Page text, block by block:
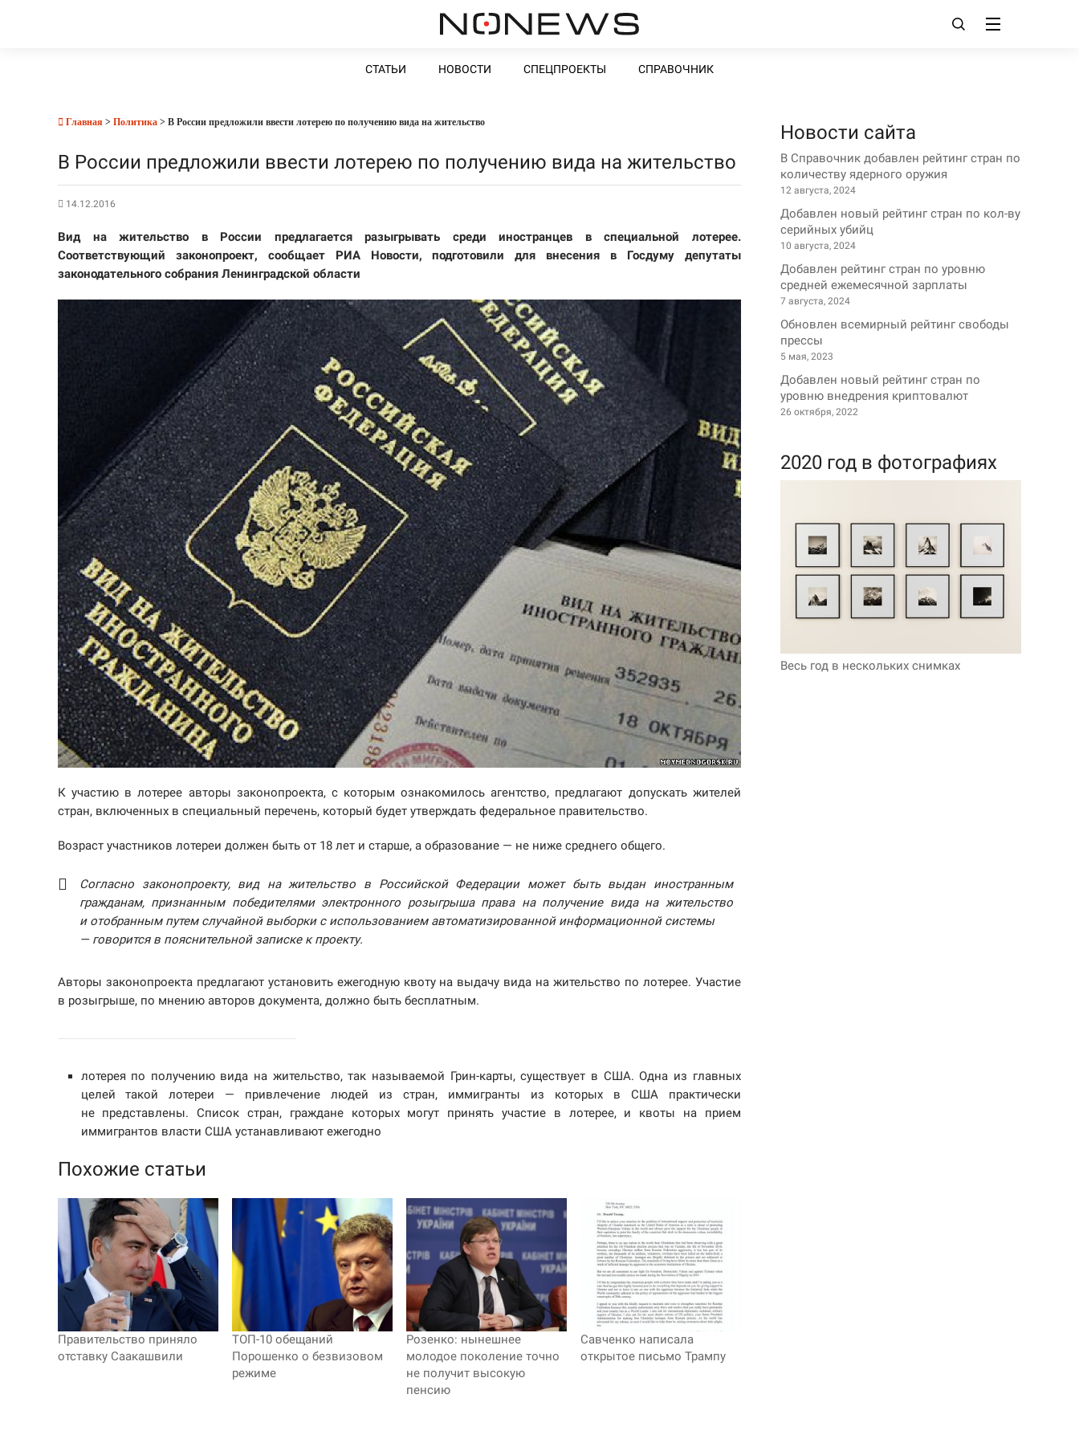
СТАТЬИ НОВОСТИ СПЕЦПРОЕКТЫ СПРАВОЧНИК
Главная > Политика > В России предложили ввести лотерею по получению вида на жительство
В России предложили ввести лотерею по получению вида на жительство
14.12.2016
Вид на жительство в России предлагается разыгрывать среди иностранцев в специальной лотерее.
Соответствующий законопроект, сообщает РИА Новости, подготовили для внесения в Госдуму депутаты
законодательного собрания Ленинградской области
К участию в лотерее авторы законопроекта, с которым ознакомилось агентство, предлагают допускать жителей
стран, включенных в специальный перечень, который будет утверждать федеральное правительство.
Возраст участников лотереи должен быть от 18 лет и старше, а образование — не ниже среднего общего.
Согласно законопроекту, вид на жительство в Российской Федерации может быть выдан иностранным
гражданам, признанным победителями электронного розыгрыша права на получение вида на жительство
и отобранным путем случайной выборки с использованием автоматизированной информационной системы
— говорится в пояснительной записке к проекту.
Авторы законопроекта предлагают установить ежегодную квоту на выдачу вида на жительство по лотерее. Участие
в розыгрыше, по мнению авторов документа, должно быть бесплатным.
лотерея по получению вида на жительство, так называемой Грин-карты, существует в США. Одна из главных
целей такой лотереи — привлечение людей из стран, иммигранты из которых в США практически
не представлены. Список стран, граждане которых могут принять участие в лотерее, и квоты на прием
иммигрантов власти США устанавливают ежегодно
Похожие статьи
Правительство приняло
отставку Саакашвили
ТОП-10 обещаний
Порошенко о безвизовом
режиме
Розенко: нынешнее
молодое поколение точно
не получит высокую
пенсию
Савченко написала
открытое письмо Трампу
Новости сайта
В Справочник добавлен рейтинг стран по
количеству ядерного оружия
12 августа, 2024
Добавлен новый рейтинг стран по кол-ву
серийных убийц
10 августа, 2024
Добавлен рейтинг стран по уровню
средней ежемесячной зарплаты
7 августа, 2024
Обновлен всемирный рейтинг свободы
прессы
5 мая, 2023
Добавлен новый рейтинг стран по
уровню внедрения криптовалют
26 октября, 2022
2020 год в фотографиях
Весь год в нескольких снимках